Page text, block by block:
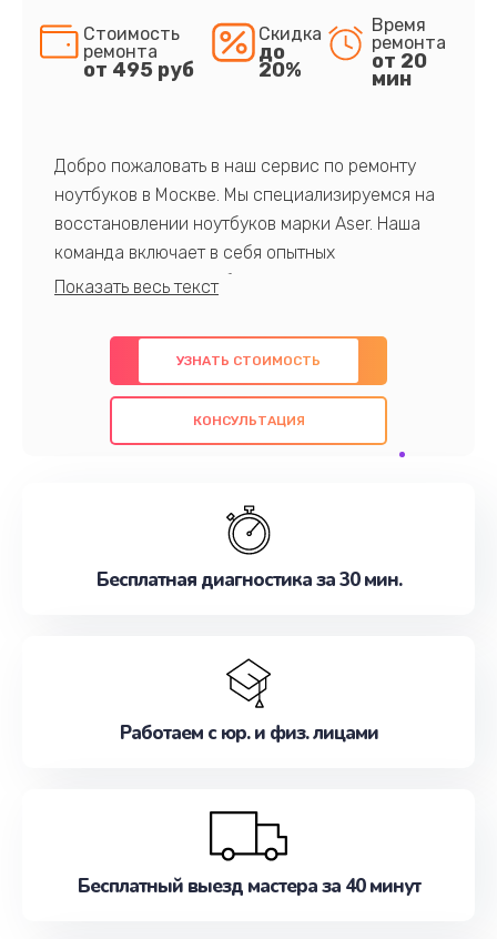
Стоимость
ремонта
от 495 руб
Скидка
до
20%
Время
ремонта
от 20
мин
Добро пожаловать в наш сервис по ремонту
ноутбуков в Москве. Мы специализируемся на
восстановлении ноутбуков марки Aser. Наша
команда включает в себя опытных
профессионалов с обширными знаниями и
предлагаем быстрый и качественный ремонт с
использованием оригинальных компонентов, а
также гарантируем качество всех
проведенных работ. Наша цель - предоставить
наилучшим образом. Не медлите записаться на
УЗНАТЬ СТОИМОСТЬ
КОНСУЛЬТАЦИЯ
Бесплатная диагностика за 30 мин.
Работаем с юр. и физ. лицами
Бесплатный выезд мастера за 40 минут